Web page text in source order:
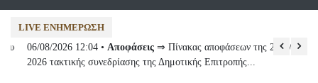
LIVE ΕΝΗΜΈΡΩΣΗ
06/08/2026 12:04 •Αποφάσεις⇒ Πίνακας αποφάσεων της 21ης/31-07-
2026 τακτικής συνεδρίασης της Δημοτικής Επιτροπής...